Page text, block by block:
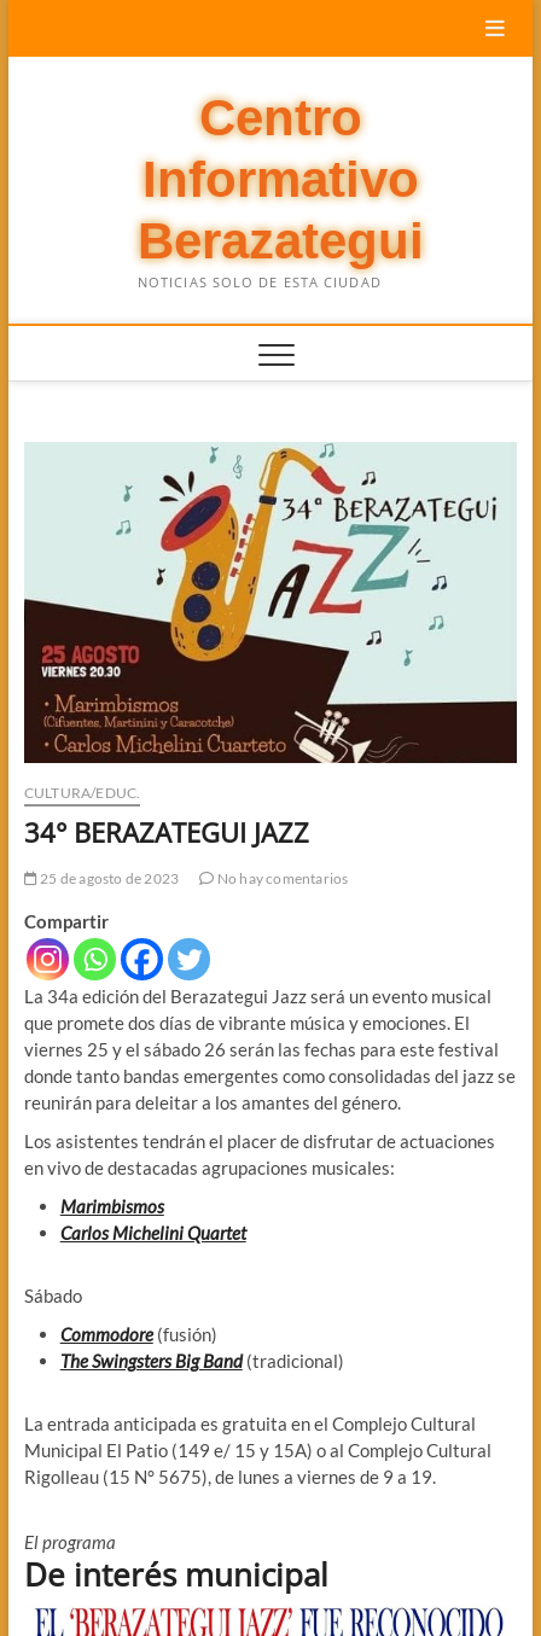
Centro
Informativo
Berazategui
NOTICIAS SOLO DE ESTA CIUDAD
CULTURA/EDUC.
34° BERAZATEGUI JAZZ
25 de agosto de 2023 No hay comentarios
Compartir
La 34a edición del Berazategui Jazz será un evento musical
que promete dos días de vibrante música y emociones. El
viernes 25 y el sábado 26 serán las fechas para este festival
donde tanto bandas emergentes como consolidadas del jazz se
reunirán para deleitar a los amantes del género.
Los asistentes tendrán el placer de disfrutar de actuaciones
en vivo de destacadas agrupaciones musicales:
Marimbismos
Carlos Michelini Quartet
Sábado
Commodore(fusión)
The Swingsters Big Band(tradicional)
La entrada anticipada es gratuita en el Complejo Cultural
Municipal El Patio (149 e/ 15 y 15A) o al Complejo Cultural
Rigolleau (15 N° 5675), de lunes a viernes de 9 a 19.
El programa
De interés municipal